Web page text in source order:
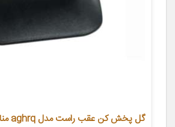
گل پخش کن عقب راست مدل aghrq مناسب برای پراید 111